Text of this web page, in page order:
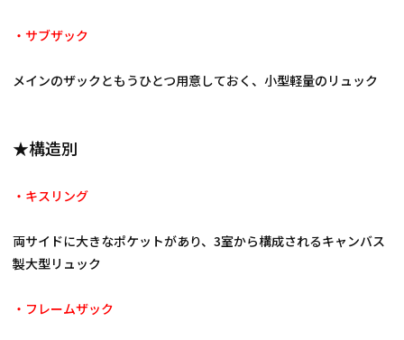
・サブザック
メインのザックともうひとつ用意しておく、小型軽量のリュック
★構造別
・キスリング
両サイドに大きなポケットがあり、3室から構成されるキャンバス
製大型リュック
・フレームザック